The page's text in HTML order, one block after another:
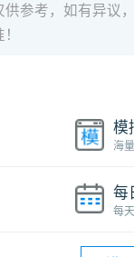
供参考，如有异议
模
海
每
每